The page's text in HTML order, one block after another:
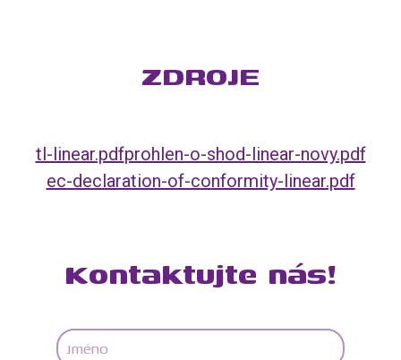
ZDROJE
tl-linear.pdfprohlen-o-shod-linear-novy.pdf
ec-declaration-of-conformity-linear.pdf
Kontaktujte nás!